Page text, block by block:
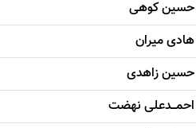
حسين کوهی
هادی ميران
حسين زاهدی
احمـــدعلی نهضت